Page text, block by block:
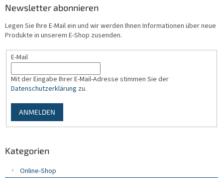
Newsletter abonnieren
Legen Sie Ihre E-Mail ein und wir werden Ihnen Informationen über neue
Produkte in unserem E-Shop zusenden.
E-Mail
Mit der Eingabe Ihrer E-Mail-Adresse stimmen Sie der
Datenschutzerklärung zu.
ANMELDEN
Kategorien
Online-Shop